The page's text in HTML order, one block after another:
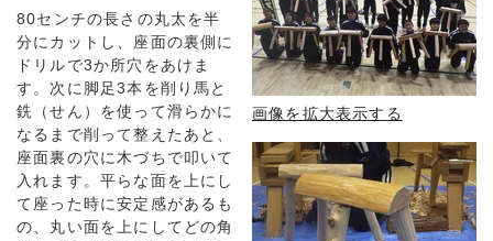
画像を拡大表示する
80センチの長さの丸太を半
分にカットし、座面の裏側に
ドリルで3か所穴をあけま
す。次に脚足3本を削り馬と
銑（せん）を使って滑らかに
なるまで削って整えたあと、
座面裏の穴に木づちで叩いて
入れます。平らな面を上にし
て座った時に安定感があるも
の、丸い面を上にしてどの角